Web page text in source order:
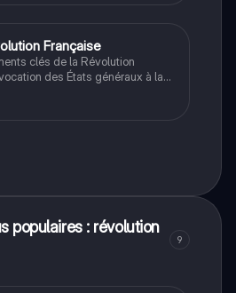
Française
clés de la Révolution
des États généraux à la
Ce résumé couvre les
changements politiques, et les
histoire.
populaires : révolution
9